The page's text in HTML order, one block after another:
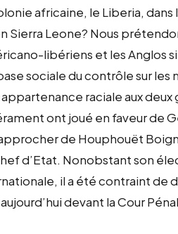
africaine, le Liberia, dans
Sierra Leone? Nous
libériens et les Anglos
sociale du contrôle sur les
raciale aux deux
ont joué en faveur de
de Houphouët
d’Etat. Nonobstant son
il a été contraint de
devant la Cour